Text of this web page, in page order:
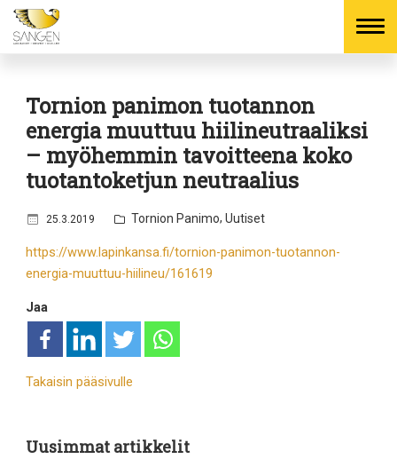
contentTornion panimon tuotannon
energia muuttuu hiilineutraaliksi
– myöhemmin tavoitteena koko
tuotantoketjun neutraalius
25.3.2019
J
l
k
i
s
t
u
Tornion Panimo,Uutiset
https://www.lapinkansa.fi/tornion-panimon-tuotannon-
energia-muuttuu-hiilineu/161619
Jaa
Takaisin pääsivulle
Uusimmat artikkelit